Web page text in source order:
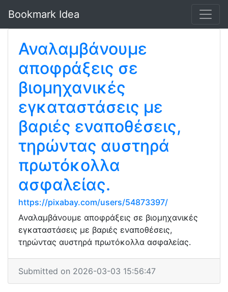
Bookmark Idea
Αναλαμβάνουμε
αποφράξεις σε
βιομηχανικές
εγκαταστάσεις με
βαριές εναποθέσεις,
τηρώντας αυστηρά
πρωτόκολλα
ασφαλείας.
https://pixabay.com/users/54873397/
Αναλαμβάνουμε αποφράξεις σε βιομηχανικές
εγκαταστάσεις με βαριές εναποθέσεις,
τηρώντας αυστηρά πρωτόκολλα ασφαλείας.
Submitted on 2026-03-03 15:56:47